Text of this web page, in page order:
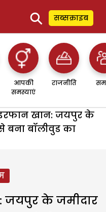
⚲ सब्सक्राइब
आपकी
समस्याएं
राजनीति
खान: जयपुर के
बना बॉलीवुड का
जयपुर के जमीदार